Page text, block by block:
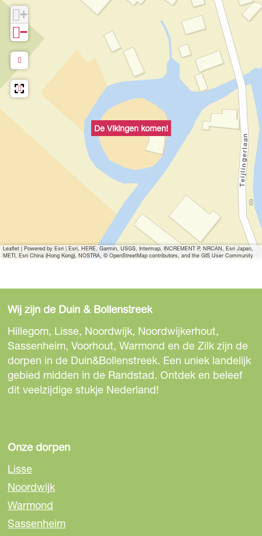
De Vikingen komen!
+
−
Leaflet | Powered by Esri | Esri, HERE, Garmin, USGS, Intermap, INCREMENT P, NRCAN, Esri Japan,
METI, Esri China (Hong Kong), NOSTRA, © OpenStreetMap contributors, and the GIS User Community
Wij zijn de Duin & Bollenstreek
Hillegom, Lisse, Noordwijk, Noordwijkerhout,
Sassenheim, Voorhout, Warmond en de Zilk zijn de
dorpen in de Duin&Bollenstreek. Een uniek landelijk
gebied midden in de Randstad. Ontdek en beleef
dit veelzijdige stukje Nederland!
Onze dorpen
Lisse
Noordwijk
Warmond
Sassenheim